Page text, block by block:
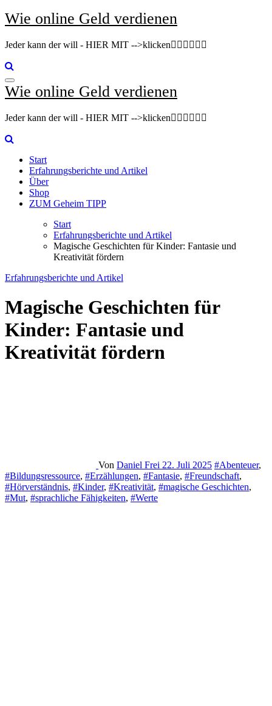
Zum
Inhalt
Wie online Geld verdienen
Jeder kann der will - HIER MIT -->klicken👇🏽👇🏽👇🏽
Wie online Geld verdienen
Jeder kann der will - HIER MIT -->klicken👇🏽👇🏽👇🏽
Start
Erfahrungsberichte und Artikel
Über
Shop
ZUM Geheim TIPP
Start
Erfahrungsberichte und Artikel
Magische Geschichten für Kinder: Fantasie und
Kreativität fördern
Erfahrungsberichte und Artikel
Magische Geschichten für
Kinder: Fantasie und
Kreativität fördern
Von Daniel Frei 22. Juli 2025 #Abenteuer,
#Bildungsressource, #Erzählungen, #Fantasie, #Freundschaft,
#Hörverständnis, #Kinder, #Kreativität, #magische Geschichten,
#Mut, #sprachliche Fähigkeiten, #Werte